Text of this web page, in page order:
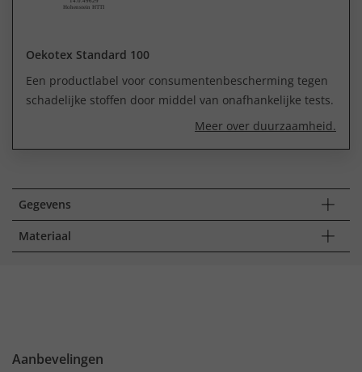
Oekotex Standard 100
Een productlabel voor consumentenbescherming tegen
schadelijke stoffen door middel van onafhankelijke tests.
Meer over duurzaamheid.
Gegevens
Materiaal
Aanbevelingen